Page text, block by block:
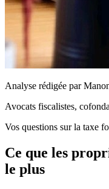
Analyse rédigée par
Avocats fiscalistes,
Vos questions sur la taxe
Ce que les
le plus